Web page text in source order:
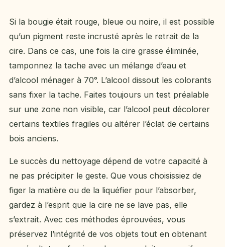
Si la bougie était rouge, bleue ou noire, il est possible
qu’un pigment reste incrusté après le retrait de la
cire. Dans ce cas, une fois la cire grasse éliminée,
tamponnez la tache avec un mélange d’eau et
d’alcool ménager à 70°. L’alcool dissout les colorants
sans fixer la tache. Faites toujours un test préalable
sur une zone non visible, car l’alcool peut décolorer
certains textiles fragiles ou altérer l’éclat de certains
bois anciens.
Le succès du nettoyage dépend de votre capacité à
ne pas précipiter le geste. Que vous choisissiez de
figer la matière ou de la liquéfier pour l’absorber,
gardez à l’esprit que la cire ne se lave pas, elle
s’extrait. Avec ces méthodes éprouvées, vous
préservez l’intégrité de vos objets tout en obtenant